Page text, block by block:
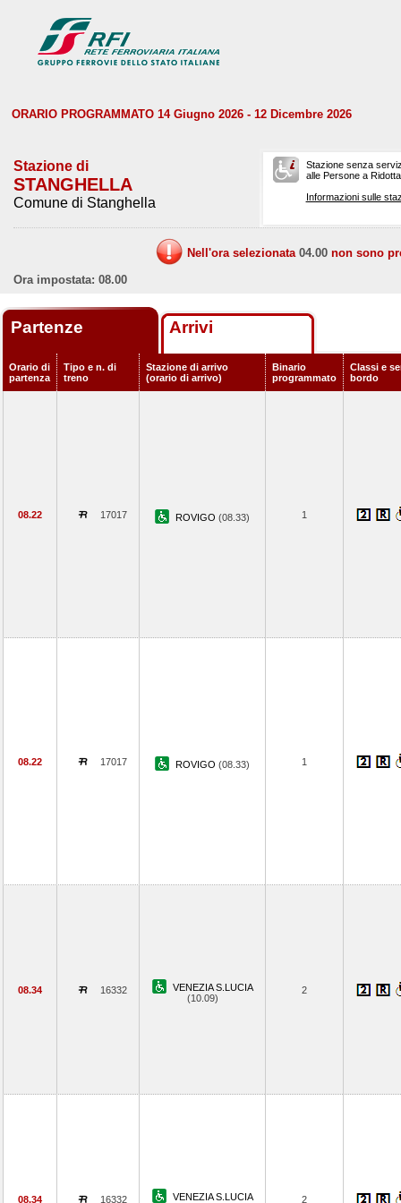
ORARIO PROGRAMMATO 14 Giugno 2026 - 12 Dicembre 2026
Stazione di
STANGHELLA
Comune di Stanghella
Stazione senza
alle Persone a
Informazioni sulle
Nell'ora selezionata 04.00 non sono
Ora impostata: 08.00
Partenze Arrivi
Orario di
partenza
Tipo e n. di
treno
Stazione di arrivo
(orario di arrivo)
Binario
programmato
Classi e
bordo
08.22 17017 ROVIGO (08.33) 1
08.22 17017 ROVIGO (08.33) 1
08.34 16332
VENEZIA S.LUCIA
(10.09)
2
08.34 16332
VENEZIA S.LUCIA
2